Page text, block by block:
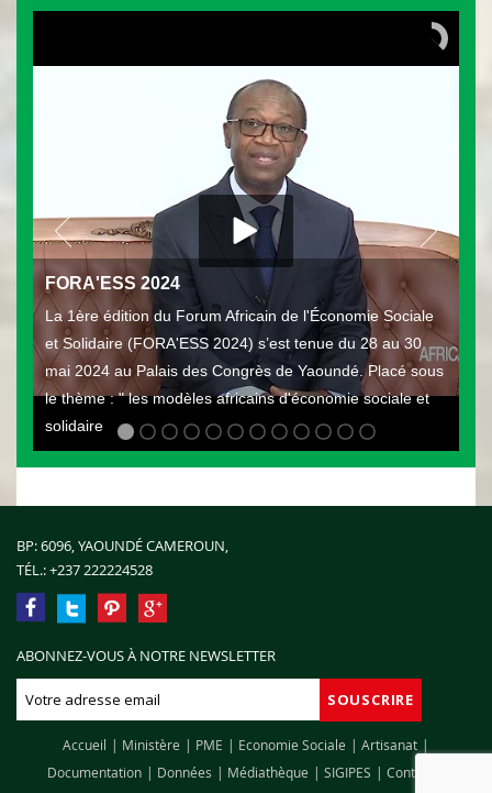
FORA'ESS 2024
La 1ère édition du Forum Africain de l'Économie Sociale
et Solidaire (FORA'ESS 2024) s’est tenue du 28 au 30
mai 2024 au Palais des Congrès de Yaoundé. Placé sous
le thème : " les modèles africains d'économie sociale et
solidaire
BP: 6096, YAOUNDÉ CAMEROUN,
TÉL.:+237 222224528
ABONNEZ-VOUS À NOTRE NEWSLETTER
Accueil Ministère PME Economie Sociale
Artisanat
Documentation
Données Médiathèque SIGIPES
Contact